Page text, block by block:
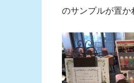
のサンプルが置か